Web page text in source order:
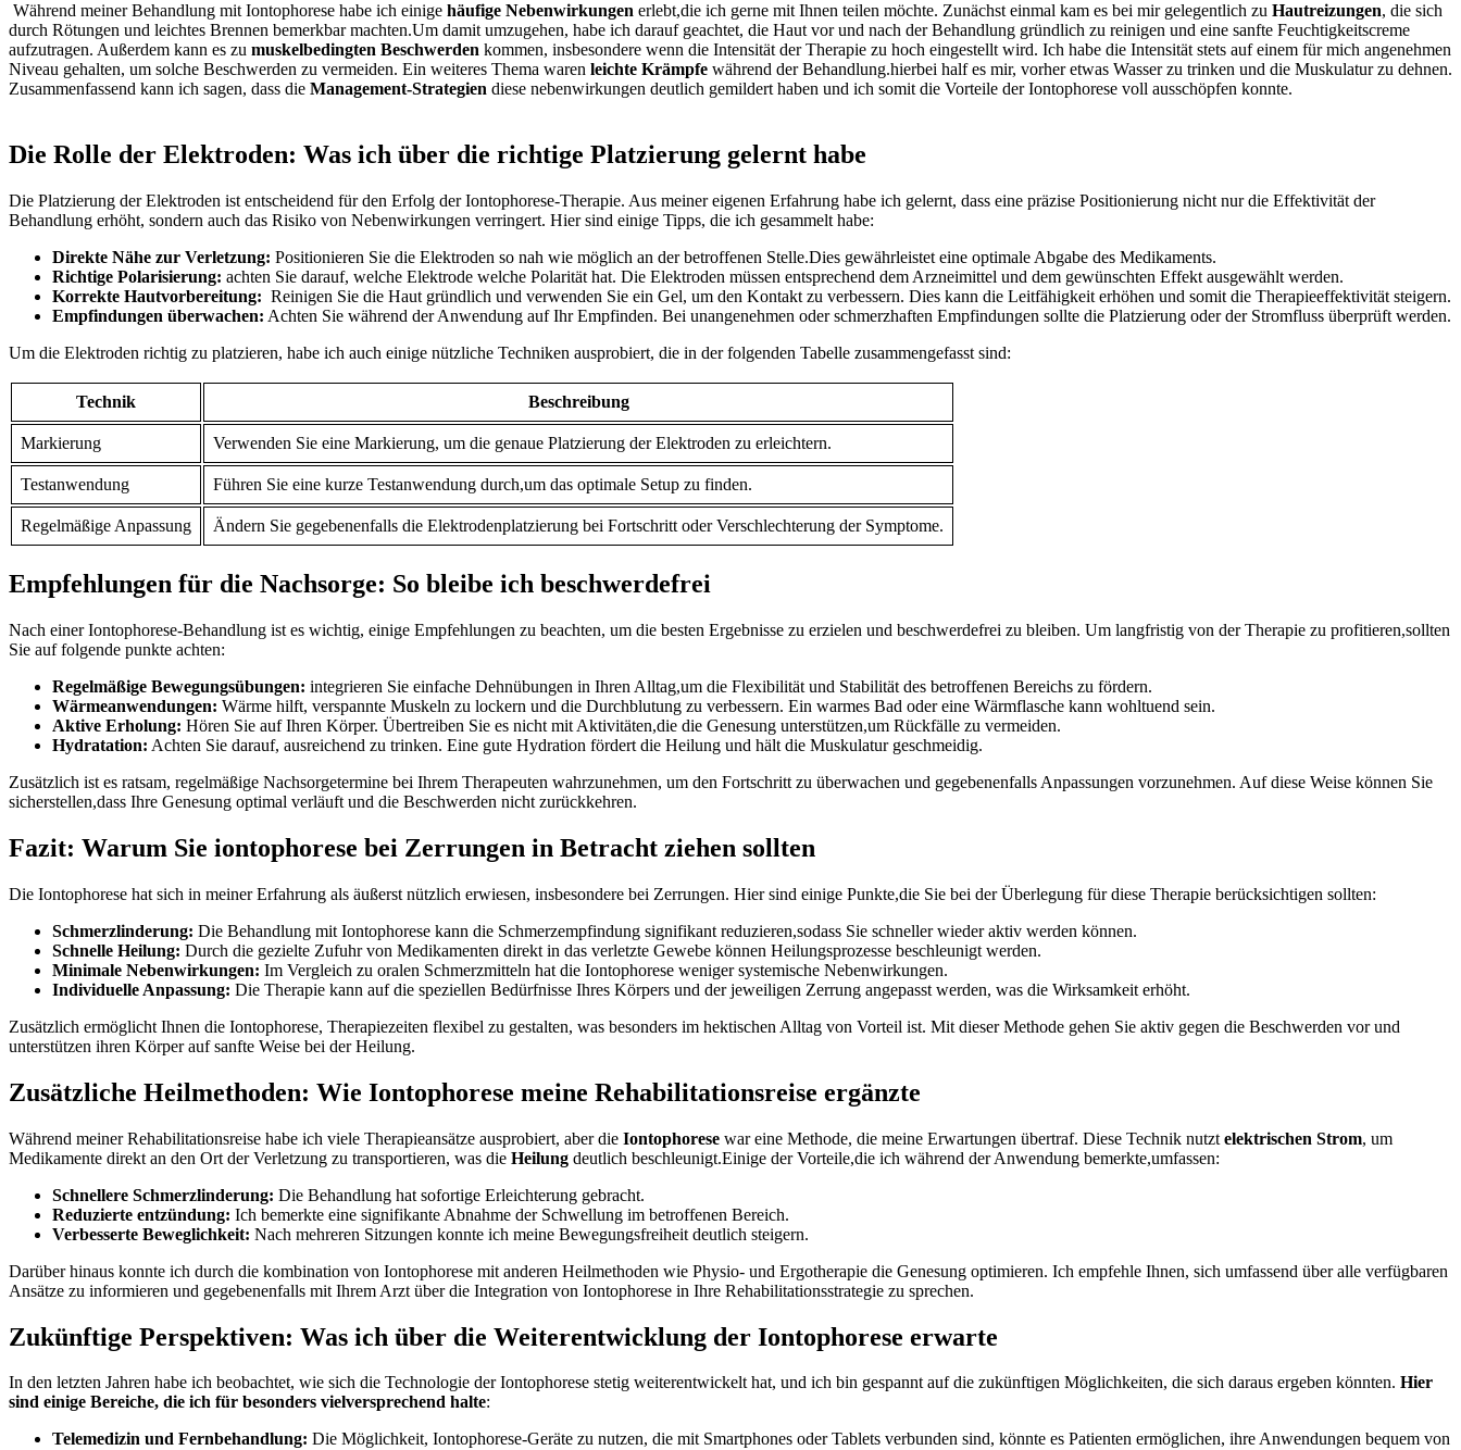
⁣ Während meiner Behandlung mit‍ Iontophorese habe ich einige häufige Nebenwirkungen erlebt,die⁣ ich gerne ​mit‌ Ihnen teilen möchte. Zunächst ⁣einmal kam es bei mir gelegentlich zu Hautreizungen, die ‍sich
durch ‌Rötungen und leichtes Brennen bemerkbar machten.Um damit umzugehen, habe‌ ich darauf geachtet,​ die Haut vor und nach der‍ Behandlung gründlich zu reinigen ⁢und eine sanfte Feuchtigkeitscreme
aufzutragen. Außerdem kann es zu muskelbedingten Beschwerden kommen, insbesondere wenn die Intensität der Therapie zu hoch eingestellt wird. Ich habe die Intensität stets auf einem für mich angenehmen
Niveau gehalten, ‌um solche Beschwerden zu vermeiden. Ein weiteres Thema waren leichte Krämpfe während der Behandlung.hierbei half es mir, vorher ‍etwas Wasser zu trinken und die Muskulatur zu dehnen.
Zusammenfassend kann ich ​sagen, dass die Management-Strategien diese nebenwirkungen deutlich gemildert haben und ich somit die Vorteile der Iontophorese voll ‍ausschöpfen konnte.
Die Rolle der Elektroden: Was ich über die richtige Platzierung gelernt habe
Die Platzierung⁤ der Elektroden ist entscheidend ⁣für den Erfolg der Iontophorese-Therapie. Aus‍ meiner eigenen Erfahrung habe‍ ich gelernt, dass eine präzise Positionierung nicht nur die Effektivität der
Behandlung erhöht, sondern auch das Risiko von Nebenwirkungen verringert. Hier sind einige‌ Tipps, die ich gesammelt habe:
Direkte Nähe zur Verletzung: Positionieren Sie ​die Elektroden so nah wie möglich an der betroffenen ⁢Stelle.Dies ‍gewährleistet eine optimale Abgabe des Medikaments.
Richtige Polarisierung: achten Sie darauf, welche Elektrode welche Polarität hat. Die Elektroden ⁢müssen entsprechend dem Arzneimittel und dem gewünschten Effekt ausgewählt werden.
Korrekte Hautvorbereitung: ⁣ Reinigen‍ Sie die ‌Haut gründlich und verwenden Sie ein Gel, um ⁢den Kontakt zu verbessern. ⁢Dies‌ kann die ⁤Leitfähigkeit erhöhen und somit die Therapieeffektivität‍ steigern.
Empfindungen überwachen: Achten Sie während der Anwendung auf Ihr Empfinden. Bei unangenehmen oder schmerzhaften Empfindungen sollte die Platzierung oder ​der Stromfluss überprüft werden.
Um die Elektroden richtig ​zu platzieren, habe ich auch einige nützliche Techniken ausprobiert, die ‍in der ⁤folgenden⁢ Tabelle zusammengefasst sind:
Technik Beschreibung
Markierung Verwenden Sie eine Markierung, um die genaue Platzierung der Elektroden zu erleichtern.
Testanwendung Führen⁤ Sie eine kurze Testanwendung durch,um das optimale ⁤Setup zu finden.
Regelmäßige ‌Anpassung Ändern Sie⁢ gegebenenfalls die Elektrodenplatzierung bei Fortschritt oder Verschlechterung der Symptome.
Empfehlungen für die Nachsorge: So​ bleibe ich beschwerdefrei
Nach einer ​Iontophorese-Behandlung ist es wichtig, einige Empfehlungen zu beachten, um die besten Ergebnisse zu erzielen⁤ und beschwerdefrei zu bleiben. Um langfristig von der Therapie zu profitieren,sollten
Sie auf folgende punkte achten:
Regelmäßige Bewegungsübungen: integrieren ‌Sie⁣ einfache Dehnübungen in Ihren Alltag,um die ⁤Flexibilität und Stabilität des betroffenen Bereichs zu fördern.
Wärmeanwendungen: Wärme hilft, verspannte⁣ Muskeln zu lockern und die Durchblutung zu verbessern. Ein warmes Bad oder eine Wärmflasche kann wohltuend sein.
Aktive Erholung: Hören Sie auf Ihren Körper. Übertreiben Sie es‌ nicht mit Aktivitäten,die die⁢ Genesung unterstützen,um Rückfälle zu vermeiden.
Hydratation: Achten Sie ​darauf, ausreichend ⁢zu ⁤trinken. Eine gute Hydration fördert die Heilung und hält die Muskulatur geschmeidig.
Zusätzlich ist ‌es ratsam, regelmäßige Nachsorgetermine bei Ihrem Therapeuten wahrzunehmen, um den Fortschritt zu überwachen und gegebenenfalls Anpassungen vorzunehmen. Auf diese Weise können Sie
sicherstellen,dass Ihre Genesung optimal‍ verläuft und die Beschwerden nicht zurückkehren.
Fazit: Warum Sie iontophorese bei Zerrungen in ​Betracht ziehen sollten
Die Iontophorese hat sich in ‍meiner⁤ Erfahrung als äußerst nützlich erwiesen, insbesondere bei Zerrungen. Hier sind einige Punkte,die Sie bei der Überlegung für diese Therapie ‍berücksichtigen sollten:
Schmerzlinderung: ‌Die Behandlung mit‍ Iontophorese kann die Schmerzempfindung signifikant reduzieren,sodass Sie⁣ schneller wieder aktiv werden können.
Schnelle Heilung: Durch die gezielte Zufuhr von‌ Medikamenten ‍direkt in das verletzte Gewebe können Heilungsprozesse​ beschleunigt ⁣werden.
Minimale Nebenwirkungen: Im Vergleich zu oralen‌ Schmerzmitteln hat die Iontophorese ⁤weniger systemische Nebenwirkungen.
Individuelle Anpassung: Die Therapie kann auf die speziellen Bedürfnisse Ihres Körpers und der jeweiligen Zerrung angepasst werden, was die Wirksamkeit erhöht.
Zusätzlich ermöglicht Ihnen die Iontophorese, Therapiezeiten flexibel zu gestalten, was besonders im hektischen Alltag von Vorteil ist. Mit dieser Methode gehen​ Sie aktiv ⁢gegen die Beschwerden vor und
unterstützen ihren Körper auf sanfte Weise bei der Heilung.
Zusätzliche Heilmethoden: Wie Iontophorese meine Rehabilitationsreise ergänzte
Während meiner Rehabilitationsreise habe ich viele Therapieansätze ausprobiert, aber die Iontophorese ‌war eine Methode, die meine Erwartungen übertraf.​ Diese​ Technik nutzt elektrischen Strom, um
Medikamente direkt an den Ort der Verletzung‌ zu transportieren, was die Heilung deutlich‌ beschleunigt.Einige der Vorteile,die ich während der Anwendung bemerkte,umfassen:
Schnellere ⁣Schmerzlinderung: Die Behandlung hat sofortige Erleichterung gebracht.
Reduzierte entzündung: ⁢Ich bemerkte eine signifikante Abnahme der⁢ Schwellung im betroffenen Bereich.
Verbesserte Beweglichkeit: Nach mehreren Sitzungen konnte ich ⁤meine Bewegungsfreiheit‌ deutlich steigern.
Darüber hinaus konnte ich durch die kombination von Iontophorese mit anderen Heilmethoden⁤ wie Physio- und Ergotherapie die⁢ Genesung optimieren. Ich empfehle Ihnen, sich ‍umfassend über alle verfügbaren
Ansätze zu informieren und gegebenenfalls mit Ihrem ⁣Arzt über⁤ die Integration von Iontophorese in Ihre Rehabilitationsstrategie zu sprechen.
Zukünftige Perspektiven: Was ich ​über die Weiterentwicklung der Iontophorese erwarte
In den letzten Jahren habe ich beobachtet, wie sich die Technologie der Iontophorese stetig weiterentwickelt hat, und ich bin gespannt auf die ‍zukünftigen Möglichkeiten, die⁣ sich daraus ergeben könnten. Hier
sind einige Bereiche, die ich für besonders vielversprechend halte:
Telemedizin und Fernbehandlung: Die Möglichkeit, Iontophorese-Geräte zu ⁢nutzen, die mit Smartphones oder Tablets verbunden sind, könnte es Patienten ermöglichen, ⁣ihre Anwendungen bequem von